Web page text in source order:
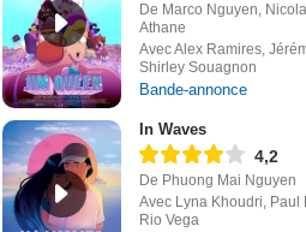
De Marco Nguyen,
Athane
Avec Alex Ramires,
Shirley Souagnon
Bande-annonce
In Waves
4,2
De Phuong Mai Nguyen
Avec Lyna Khoudri, Paul
Rio Vega